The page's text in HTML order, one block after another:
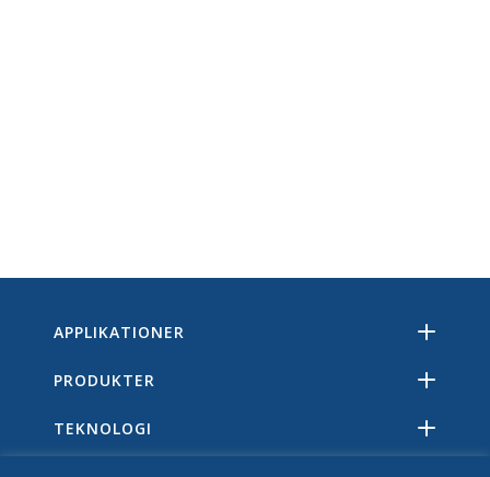
APPLIKATIONER
PRODUKTER
TEKNOLOGI